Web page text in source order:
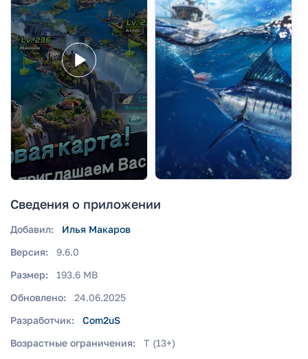
Сведения о приложении
Добавил:
Илья Макаров
Версия:
9.6.0
Размер:
193.6 MB
Обновлено:
24.06.2025
Разработчик:
Com2uS
Возрастные ограничения:
T (13+)